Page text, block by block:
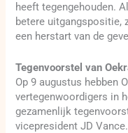
heeft tegengehouden.
betere uitgangspositie,
een herstart van de
Tegenvoorstel van
Op 9 augustus hebben
vertegenwoordigers in
gezamenlijk
vicepresident JD